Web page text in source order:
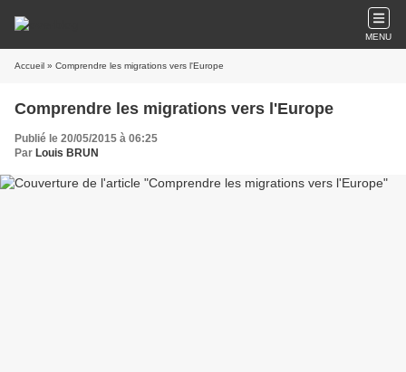
MENU
Accueil » Comprendre les migrations vers l'Europe
Comprendre les migrations vers l'Europe
Publié le 20/05/2015 à 06:25
Par Louis BRUN